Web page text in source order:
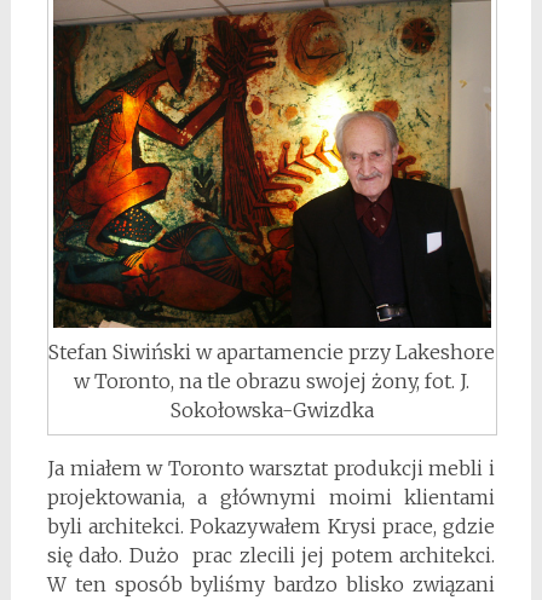
Stefan Siwiński w apartamencie przy Lakeshore
w Toronto, na tle obrazu swojej żony, fot. J.
Sokołowska-Gwizdka
Ja miałem w Toronto warsztat produkcji mebli i
projektowania, a głównymi moimi klientami
byli architekci. Pokazywałem Krysi prace, gdzie
się dało. Dużo prac zlecili jej potem architekci.
W ten sposób byliśmy bardzo blisko związani